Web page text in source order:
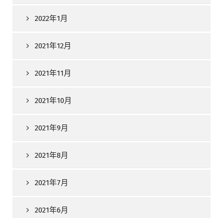
2022年1月
2021年12月
2021年11月
2021年10月
2021年9月
2021年8月
2021年7月
2021年6月